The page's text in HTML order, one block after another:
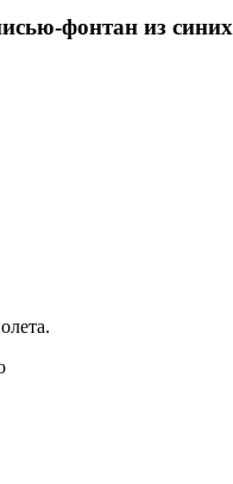
фонтан из синих